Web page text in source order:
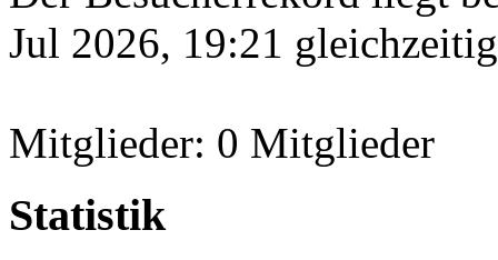
Jul 2026, 19:21
Mitglieder: 0 Mitglieder
Statistik